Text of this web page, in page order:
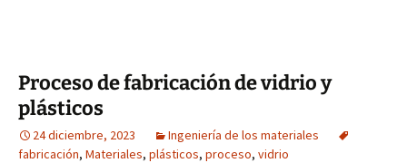
Proceso de fabricación de vidrio y
plásticos
24 diciembre, 2023
Ingeniería de los materiales
fabricación, Materiales, plásticos, proceso, vidrio